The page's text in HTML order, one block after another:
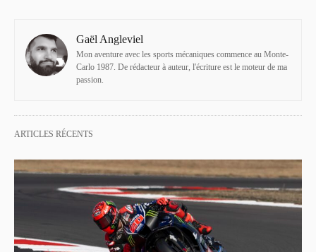
Gaël Angleviel
Mon aventure avec les sports mécaniques commence au Monte-
Carlo 1987. De rédacteur à auteur, l'écriture est le moteur de ma
passion.
ARTICLES RÉCENTS